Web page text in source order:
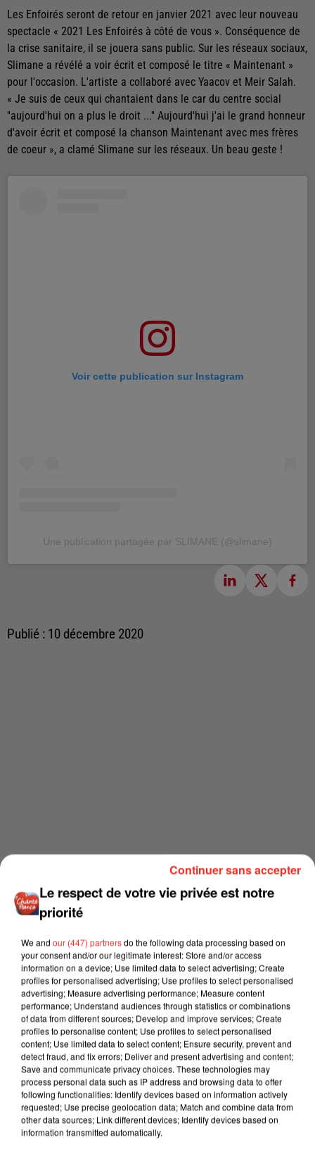
Les Enfoirés seront de retour en janvier 2021 avec leur nouveau
spectacle « 2021 Les Enfoirés à côté de vous ». Conséquence de
la crise sanitaire, il se jouera sans public. Sur les réseaux sociaux,
Slimane a révélé a voir écrit et composé le titre « Maintenant »
pour l'occasion. L'artiste a collaboré avec Yaacov et Meir Salah.
« Je suis de ceux qui chantaient dans le car du centre social
''aujourd'hui on a plus le droit ...'' Aujourd'hui j'ai le grand honneur
d'avoir écrit et composé la chanson Maintenant avec mes frères
de coeur », a clamé Slimane sur les réseaux. Un beau geste !
Voir cette publication sur Instagram
Une publication partagée par SLIMANE (@slimane)
Publié : 10 décembre 2020
Le respect de votre vie privée est notre
priorité
We and our (447) partnersdo the following data processing based on
your consent and/or our legitimate interest: Store and/or access
information on a device; Use limited data to select advertising; Create
profiles for personalised advertising; Use profiles to select personalised
advertising; Measure advertising performance; Measure content
performance; Understand audiences through statistics or combinations
of data from different sources; Develop and improve services; Create
profiles to personalise content; Use profiles to select personalised
content; Use limited data to select content; Ensure security, prevent and
detect fraud, and fix errors; Deliver and present advertising and content;
Save and communicate privacy choices. These technologies may
process personal data such as IP address and browsing data to offer
following functionalities: Identify devices based on information actively
requested; Use precise geolocation data; Match and combine data from
other data sources; Link different devices; Identify devices based on
information transmitted automatically.
Continuer sans accepter